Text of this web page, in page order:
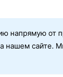
напрямую от
нашем сайте.